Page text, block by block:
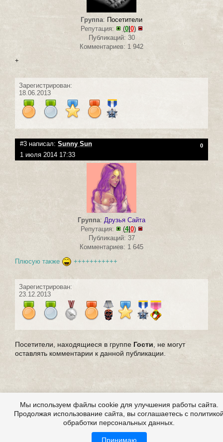
Группа: Посетители
Репутация:
(0| 0)
Публикаций: 30
Комментариев: 1 942
+
Зарегистрирован:
18.06.2013
#3 написал: Sunny Sun 0
1 июля 2014 17:33
Группа: Друзья Сайта
Репутация:
(4| 0)
Публикаций: 37
Комментариев: 1 645
Плюсую также
+++++++++++
Зарегистрирован:
23.12.2013
Посетители, находящиеся в группе Гости, не могут
оставлять комментарии к данной публикации.
Мы используем файлы cookie для улучшения работы сайта.
Продолжая использование сайта, вы соглашаетесь с
обработки персональных данных.
Принимаю